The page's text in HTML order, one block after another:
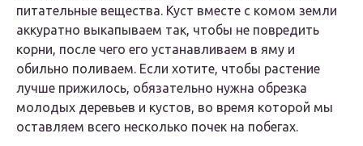
питательные вещества. Куст вместе с комом земли
аккуратно выкапываем так, чтобы не повредить
корни, после чего его устанавливаем в яму и
обильно поливаем. Если хотите, чтобы растение
лучше прижилось, обязательно нужна обрезка
молодых деревьев и кустов, во время которой мы
оставляем всего несколько почек на побегах.